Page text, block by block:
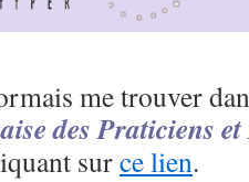
me trouver
des Praticiens
surce lien.